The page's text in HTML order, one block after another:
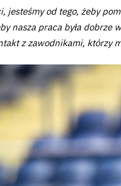
jesteśmy od tego, żeby
nasza praca była
z zawodnikami, którzy